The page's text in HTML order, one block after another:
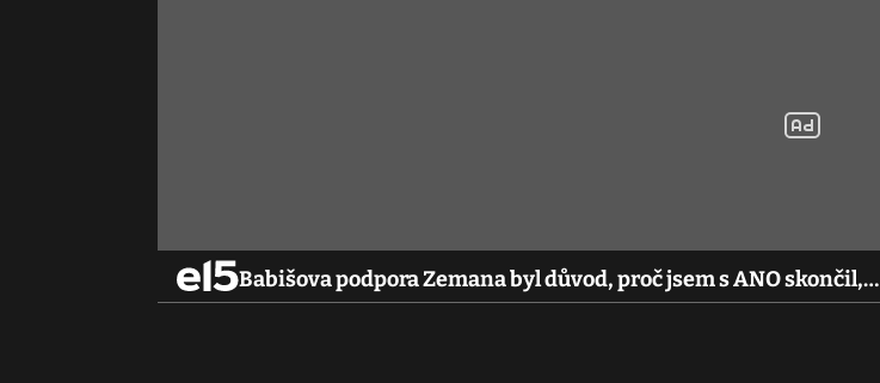
Babišova podpora Zemana byl důvod, proč jsem s ANO skončil,…